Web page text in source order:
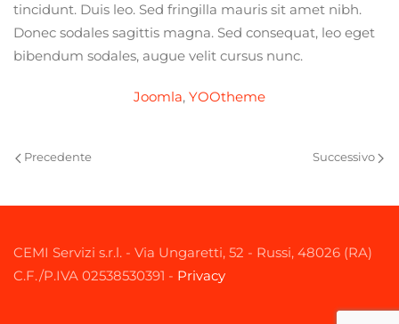
tincidunt. Duis leo. Sed fringilla mauris sit amet nibh.
Donec sodales sagittis magna. Sed consequat, leo eget
bibendum sodales, augue velit cursus nunc.
Joomla, YOOtheme
Precedente Successivo
CEMI Servizi s.r.l. - Via Ungaretti, 52 - Russi, 48026 (RA)
C.F./P.IVA 02538530391 - Privacy